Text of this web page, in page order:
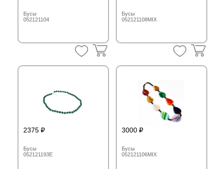
Бусы
052121108MIX
Бусы
052121104
3000
Бусы
052121106MIX
2375
Бусы
052121193E